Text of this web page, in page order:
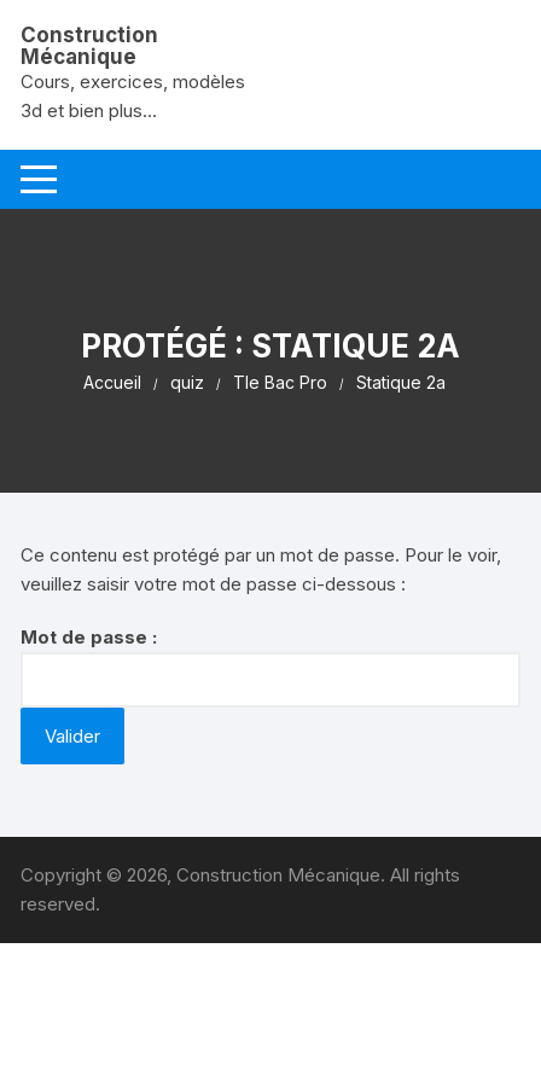
Construction
Mécanique
Cours, exercices, modèles
3d et bien plus...
PROTÉGÉ : STATIQUE 2A
Accueil quiz Tle Bac Pro Statique 2a
Ce contenu est protégé par un mot de passe. Pour le voir,
veuillez saisir votre mot de passe ci-dessous :
Mot de passe :
Copyright © 2026, Construction Mécanique. All rights
reserved.